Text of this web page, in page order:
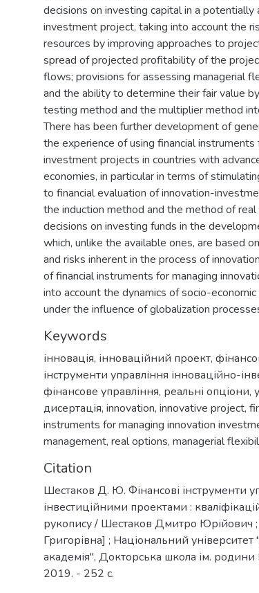
decisions on investing capital in a
investment project, taking into account the
resources by improving approaches to
spread of projected profitability of the
flows; provisions for assessing managerial
and the ability to determine their fair value
testing method and the multiplier method
There has been further development of
the experience of using financial instruments
investment projects in countries with
economies, in particular in terms of
to financial evaluation of innovation-
the induction method and the method of
decisions on investing funds in the
which, unlike the available ones, are based
and risks inherent in the process of
of financial instruments for managing
into account the dynamics of socio-
under the influence of globalization
Keywords
інновація, інноваційний проект,
інструменти управління інноваційно-
фінансове управління, реальні опціони,
дисертація, innovation, innovative project,
instruments for managing innovation
management, real options, managerial
Citation
Шестаков Д. Ю. Фінансові інструменти
інвестиційними проектами :
рукопису / Шестаков Дмитро Юрійович
Григорівна] ; Національний
академія", Докторська школа ім.
2019. - 252 с.